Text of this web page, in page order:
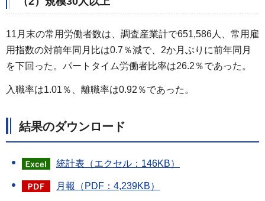
11月末の常用労働者数は、調査産業計で651,586人、常用雇
用指数の対前年同月比は0.7％減で、2か月ぶりに前年同月
を下回った。パートタイム労働者比率は26.2％であった。
入職率は1.01％、離職率は0.92％であった。
結果のダウンロード
統計表（エクセル：146KB）
月報（PDF：4,239KB）